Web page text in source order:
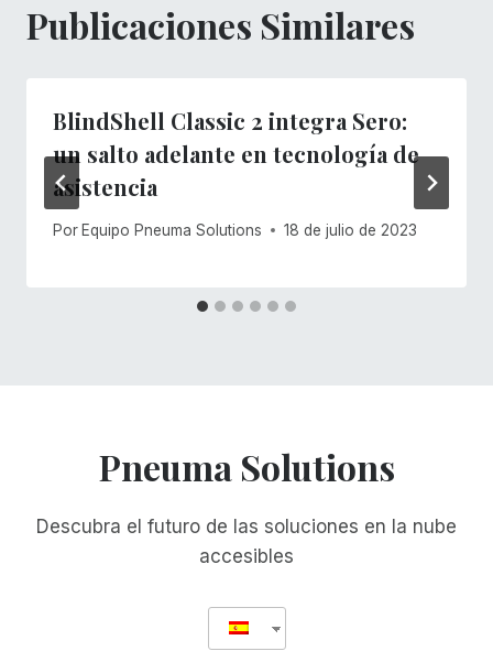
Publicaciones Similares
BlindShell Classic 2 integra Sero:
un salto adelante en tecnología de
asistencia
Por Equipo Pneuma Solutions 18 de julio de 2023
Pneuma Solutions
Descubra el futuro de las soluciones en la nube
accesibles